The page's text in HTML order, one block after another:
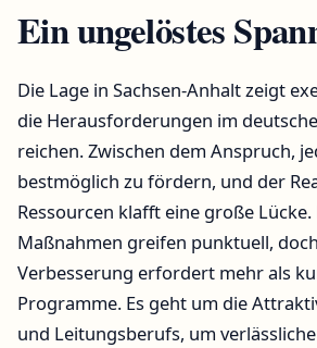
Ein ungelöstes
Die Lage in Sachsen-Anhalt zeigt
die Herausforderungen im
reichen. Zwischen dem Anspruch,
bestmöglich zu fördern, und der
Ressourcen klafft eine große
Maßnahmen greifen punktuell,
Verbesserung erfordert mehr als
Programme. Es geht um die
und Leitungsberufs, um